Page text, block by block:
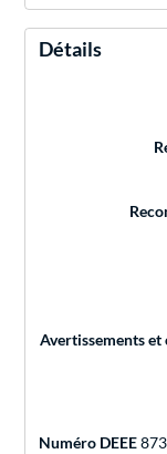
Détails
Avertissements et
Numéro DEEE